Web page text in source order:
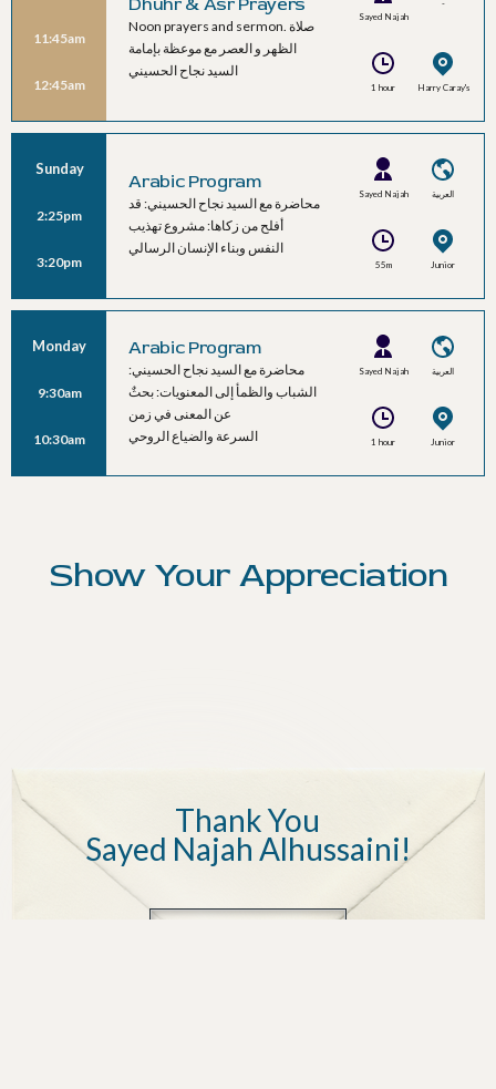
11:45am
12:45am
Dhuhr & Asr Prayers
Noon prayers and sermon. صلاة
الظهر و العصر مع موعظة بإمامة
السيد نجاح الحسيني
Sayed Najah
-
Harry Caray's
1 hour
Sunday
2:25pm
3:20pm
Arabic Program
محاضرة مع السيد نجاح الحسيني: قد
أفلح من زكاها: مشروع تهذيب
النفس وبناء الإنسان الرسالي
Sayed Najah
العربية
Junior
55m
Monday
9:30am
10:30am
Arabic Program
محاضرة مع السيد نجاح الحسيني:
الشباب والظمأ إلى المعنويات: بحثٌ
عن المعنى في زمن
السرعة والضياع الروحي
Sayed Najah
العربية
Junior
1 hour
Show Your Appreciation
Thank You
Sayed Najah Alhussaini!